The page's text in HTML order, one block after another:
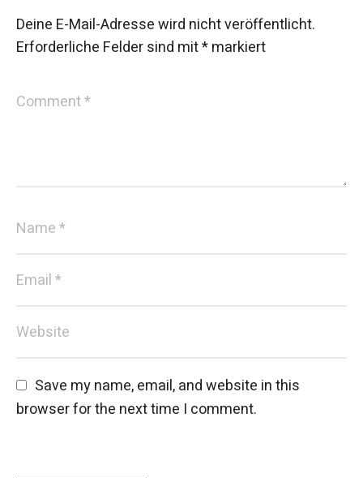
Deine E-Mail-Adresse wird nicht veröffentlicht.
Erforderliche Felder sind mit*markiert
Save my name, email, and website in this
browser for the next time I comment.